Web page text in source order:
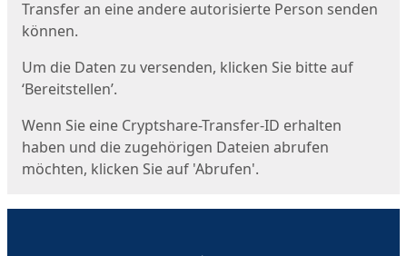
Transfer an eine andere autorisierte Person senden
können.
Um die Daten zu versenden, klicken Sie bitte auf
‘Bereitstellen’.
Wenn Sie eine Cryptshare-Transfer-ID erhalten
haben und die zugehörigen Dateien abrufen
möchten, klicken Sie auf 'Abrufen'.